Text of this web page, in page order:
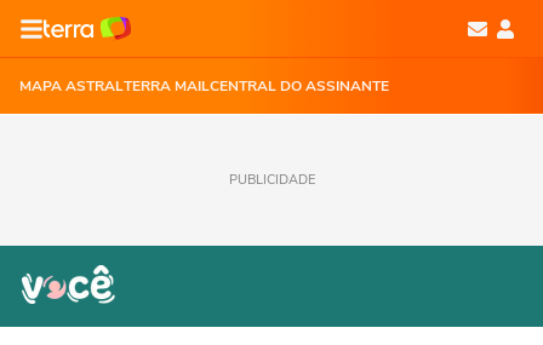
MAPA ASTRALTERRA MAILCENTRAL DO ASSINANTE
PUBLICIDADE